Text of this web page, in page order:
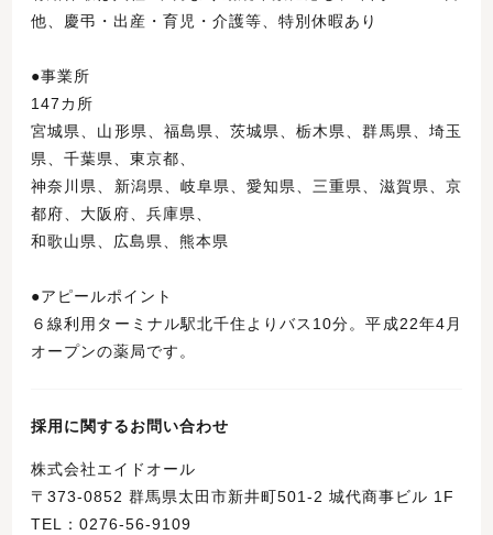
他、慶弔・出産・育児・介護等、特別休暇あり
●事業所
147カ所
宮城県、山形県、福島県、茨城県、栃木県、群馬県、埼玉
県、千葉県、東京都、
神奈川県、新潟県、岐阜県、愛知県、三重県、滋賀県、京
都府、大阪府、兵庫県、
和歌山県、広島県、熊本県
●アピールポイント
６線利用ターミナル駅北千住よりバス10分。平成22年4月
オープンの薬局です。
採用に関するお問い合わせ
株式会社エイドオール
〒373-0852 群馬県太田市新井町501-2 城代商事ビル 1F
TEL：0276-56-9109